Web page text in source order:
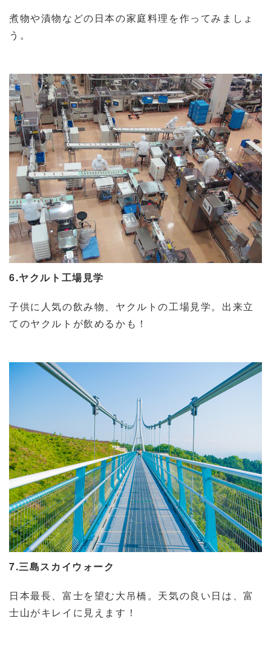
煮物や漬物などの日本の家庭料理を作ってみましょ
う。
6.ヤクルト工場見学
子供に人気の飲み物、ヤクルトの工場見学。出来立
てのヤクルトが飲めるかも！
7.三島スカイウォーク
日本最長、富士を望む大吊橋。天気の良い日は、富
士山がキレイに見えます！